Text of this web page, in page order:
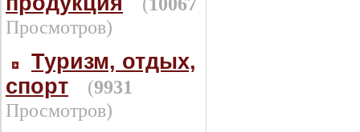
Просмотров)
Туризм, отдых,
спорт
(9931
Просмотров)